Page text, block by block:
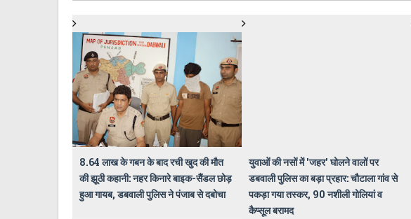
8.64 लाख के गबन के बाद रची खुद की मौत
की झूठी कहानी: नहर किनारे बाइक-सैंडल छोड़
हुआ गायब, डबवाली पुलिस ने पंजाब से दबोचा
युवाओं की नसों में 'जहर' घोलने वालों पर
डबवाली पुलिस का बड़ा प्रहार: चौटाला गांव से
पकड़ा गया तस्कर, 90 नशीली गोलियां व
कैप्सूल बरामद